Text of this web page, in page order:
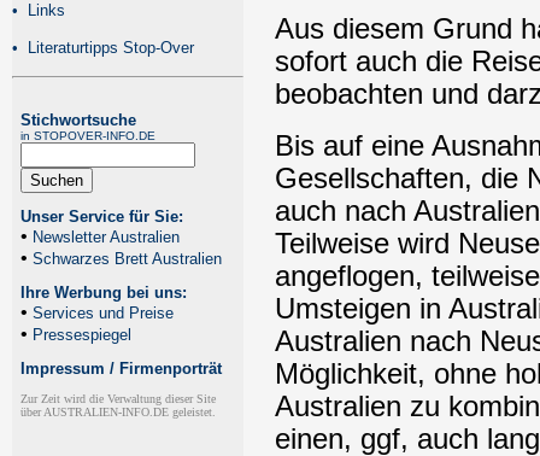
• Links
• Literaturtipps Stop-Over
Stichwortsuche
in STOPOVER-INFO.DE
Unser Service für Sie:
• Newsletter Australien
• Schwarzes Brett Australien
Ihre Werbung bei uns:
• Services und Preise
• Pressespiegel
Impressum / Firmenporträt
Zur Zeit wird die Verwaltung dieser Site
über AUSTRALIEN-INFO.DE geleistet.
Aus diesem Grund
sofort auch die
beobachten und
Bis auf eine
Gesellschaften, die
auch nach
Teilweise wird
angeflogen,
Umsteigen in
Australien nach
Möglichkeit, ohne
Australien zu
einen, ggf, auch